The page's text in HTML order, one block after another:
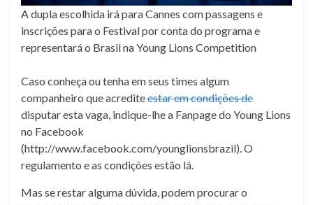
A dupla escolhida irá para Cannes com passagens e
inscrições para o Festival por conta do programa e
representará o Brasil na Young Lions Competition
Caso conheça ou tenha em seus times algum
companheiro que acrediteestar em condições de
disputar esta vaga, indique-lhe a Fanpage do Young Lions
no Facebook
(http://www.facebook.com/younglionsbrazil). O
regulamento e as condições estão lá.
Mas se restar alguma dúvida, podem procurar o